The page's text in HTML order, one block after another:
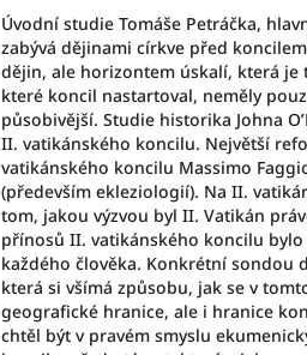
Úvodní studie Tomáše Petráčka,
zabývá dějinami církve před
dějin, ale horizontem úskalí, která
které koncil nastartoval, neměly
působivější. Studie historika Johna
II. vatikánského koncilu. Největší
vatikánského koncilu Massimo
(především ekleziologií). Na II.
tom, jakou výzvou byl II. Vatikán
přínosů II. vatikánského koncilu
každého člověka. Konkrétní sondou
která si všímá způsobu, jak se v
geografické hranice, ale i hranice
chtěl být v pravém smyslu